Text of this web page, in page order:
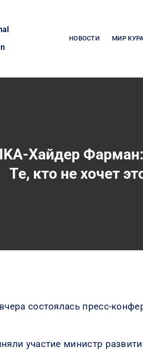
НОВОСТИ МИР
Хайдер
Те, кто не хочет
состоялась пресс-
участие министр